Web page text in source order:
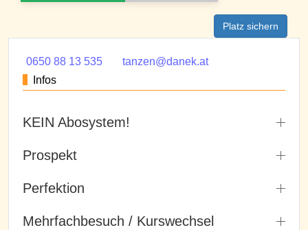
Platz sichern
0650 88 13 535
tanzen@danek.at
Infos
KEIN Abosystem!
Prospekt
Perfektion
Mehrfachbesuch / Kurswechsel